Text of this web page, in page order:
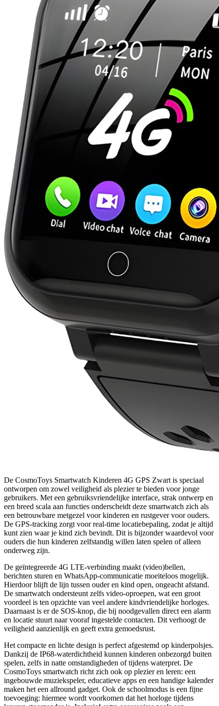
De CosmoToys Smartwatch Kinderen 4G GPS Zwart is speciaal
ontworpen om zowel veiligheid als plezier te bieden voor jonge
gebruikers. Met een gebruiksvriendelijke interface, strak ontwerp en
een breed scala aan functies onderscheidt deze smartwatch zich als
een betrouwbare metgezel voor kinderen en rustgever voor ouders.
De GPS-tracking zorgt voor real-time locatiebepaling, zodat je altijd
kunt zien waar je kind zich bevindt. Dit is bijzonder waardevol voor
ouders die hun kinderen zelfstandig willen laten spelen of alleen
onderweg zijn.
De geïntegreerde 4G LTE-verbinding maakt (video)bellen,
berichten sturen en WhatsApp-communicatie moeiteloos mogelijk.
Hierdoor blijft de lijn tussen ouder en kind open, ongeacht afstand.
De smartwatch ondersteunt zelfs video-oproepen, wat een groot
voordeel is ten opzichte van veel andere kindvriendelijke horloges.
Daarnaast is er de SOS-knop, die bij noodgevallen direct een alarm
en locatie stuurt naar vooraf ingestelde contacten. Dit verhoogt de
veiligheid aanzienlijk en geeft extra gemoedsrust.
Het compacte en lichte design is perfect afgestemd op kinderpolsjes.
Dankzij de IP68-waterdichtheid kunnen kinderen onbezorgd buiten
spelen, zelfs in natte omstandigheden of tijdens waterpret. De
CosmoToys smartwatch richt zich ook op plezier en leren: een
ingebouwde muziekspeler, educatieve apps en een handige kalender
maken het een allround gadget. Ook de schoolmodus is een fijne
toevoeging: hiermee wordt voorkomen dat het horloge tijdens